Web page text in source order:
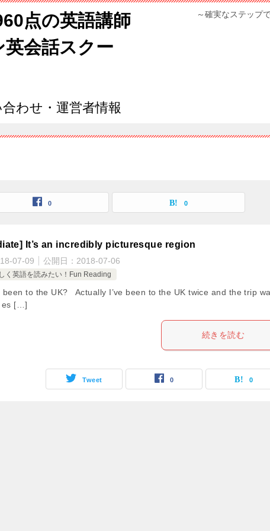
点の英語講師
会話スクー
～確実なステップ
わせ・運営者情報
0 0
It’s an incredibly picturesque region
07-09 公開日： 2018-07-06
く英語を読みたい！Fun Reading
been to the UK? Actually I’ve been to the UK twice and the trip
es […]
続きを読む
Tweet 0 0